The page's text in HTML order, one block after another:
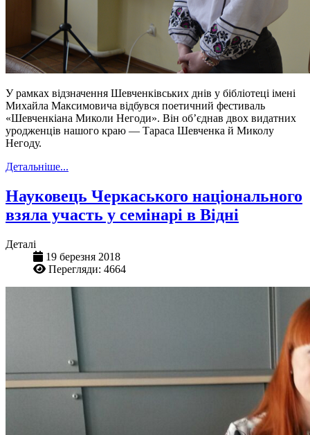
У рамках відзначення Шевченківських днів у бібліотеці імені
Михайла Максимовича відбувся поетичний фестиваль
«Шевченкіана Миколи Негоди». Він об’єднав двох видатних
уродженців нашого краю — Тараса Шевченка й Миколу
Негоду.
Детальніше...
Науковець Черкаського національного
взяла участь у семінарі в Відні
Деталі
19 березня 2018
Перегляди: 4664